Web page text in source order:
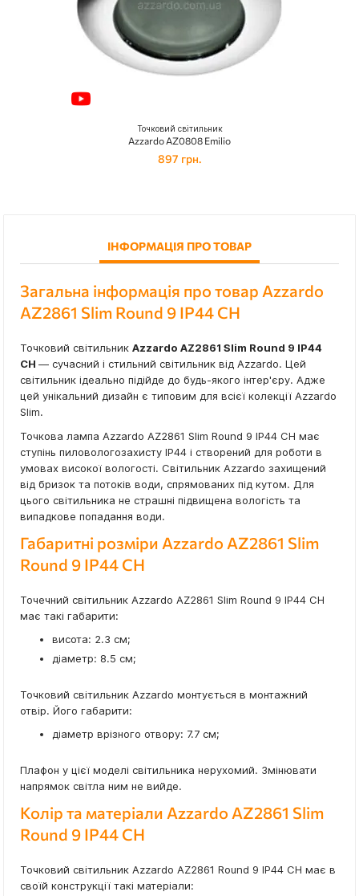
Точковий світильник
Azzardo AZ0808 Emilio
897 грн.
ІНФОРМАЦІЯ ПРО ТОВАР
Загальна інформація про товар Azzardo
AZ2861 Slim Round 9 IP44 CH
Точковий світильник Azzardo AZ2861 Slim Round 9 IP44
CH — сучасний і стильний світильник від Azzardo. Цей
світильник ідеально підійде до будь-якого інтер'єру. Адже
цей унікальний дизайн є типовим для всієї колекції Azzardo
Slim.
Точкова лампа Azzardo AZ2861 Slim Round 9 IP44 CH має
ступінь пиловологозахисту IP44 і створений для роботи в
умовах високої вологості. Світильник Azzardo захищений
від бризок та потоків води, спрямованих під кутом. Для
цього світильника не страшні підвищена вологість та
випадкове попадання води.
Габаритні розміри Azzardo AZ2861 Slim
Round 9 IP44 CH
Точечний світильник Azzardo AZ2861 Slim Round 9 IP44 CH
має такі габарити:
висота: 2.3 см;
діаметр: 8.5 см;
Точковий світильник Azzardo монтується в монтажний
отвір. Його габарити:
діаметр врізного отвору: 7.7 см;
Плафон у цієї моделі світильника нерухомий. Змінювати
напрямок світла ним не вийде.
Колір та матеріали Azzardo AZ2861 Slim
Round 9 IP44 CH
Точковий світильник Azzardo AZ2861 Round 9 IP44 CH має в
своїй конструкції такі матеріали: